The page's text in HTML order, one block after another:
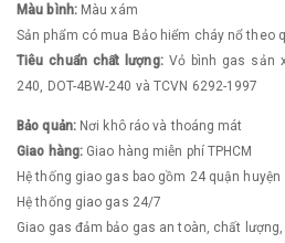
Màu bình:Màu xám
Sản phẩm có mua Bảo hiểm cháy nổ theo
Tiêu chuẩn chất lượng:Vỏ bình gas sản
240, DOT-4BW-240 và TCVN 6292-1997
Bảo quản:Nơi khô ráo và thoáng mát
Giao hàng: Giao hàng miễn phí TPHCM
Hệ thống giao gas bao gồm 24 quận huyện
Hệ thống giao gas 24/7
Giao gas đảm bảo gas an toàn, chất